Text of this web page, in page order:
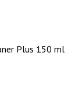
Plus 150 ml